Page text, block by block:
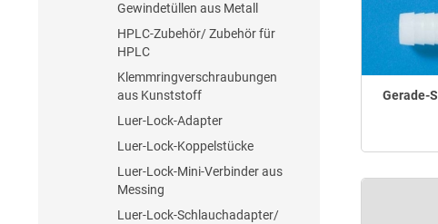
Gewindetüllen aus Metall
HPLC-Zubehör/ Zubehör für
HPLC
Klemmringverschraubungen
aus Kunststoff
Luer-Lock-Adapter
Luer-Lock-Koppelstücke
Luer-Lock-Mini-Verbinder aus
Messing
Luer-Lock-Schlauchadapter/
Gerade-